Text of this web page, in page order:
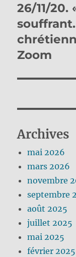
Publication
suivante :
26/11/20.
Zoom
Archives
mai 2026
mars 2026
novembre
septembre
août 2025
juillet 2025
mai 2025
février 2025